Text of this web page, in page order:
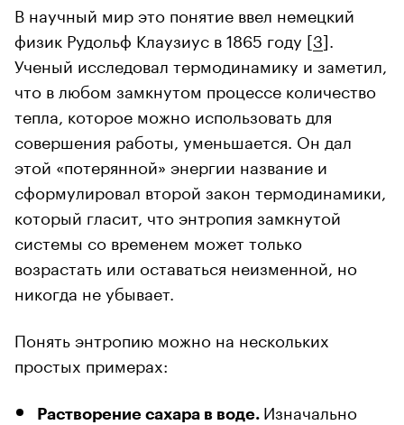
В научный мир это понятие ввел немецкий
физик Рудольф Клаузиус в 1865 году [3].
Ученый исследовал термодинамику и заметил,
что в любом замкнутом процессе количество
тепла, которое можно использовать для
совершения работы, уменьшается. Он дал
этой «потерянной» энергии название и
сформулировал второй закон термодинамики,
который гласит, что энтропия замкнутой
системы со временем может только
возрастать или оставаться неизменной, но
никогда не убывает.
Понять энтропию можно на нескольких
простых примерах:
Растворение сахара в воде. Изначально